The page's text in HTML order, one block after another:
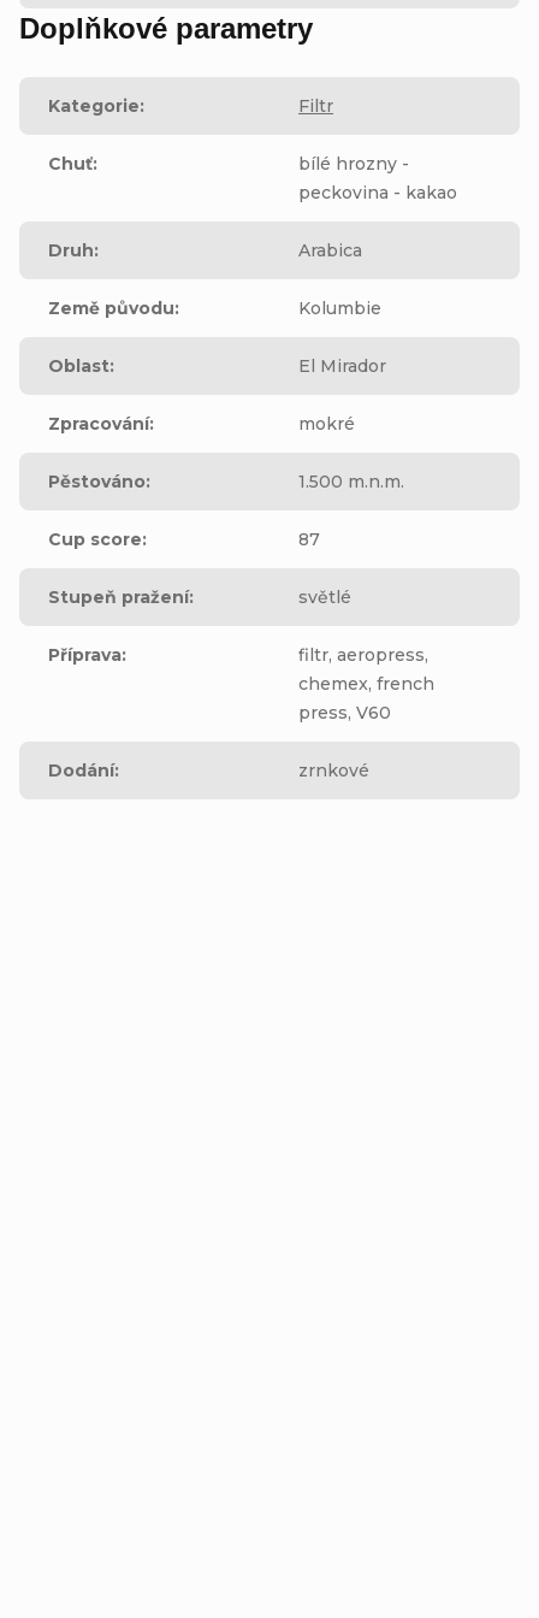
Doplňkové parametry
Kategorie: Filtr
Chuť:
bílé hrozny -
peckovina - kakao
Druh: Arabica
Země původu: Kolumbie
Oblast: El Mirador
Zpracování: mokré
Pěstováno: 1.500 m.n.m.
Cup score: 87
Stupeň pražení: světlé
Příprava:
filtr, aeropress,
chemex, french
press, V60
Dodání: zrnkové